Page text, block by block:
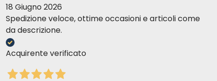
18 Giugno 2026
Spedizione veloce, ottime occasioni e articoli come
da descrizione.
Acquirente verificato